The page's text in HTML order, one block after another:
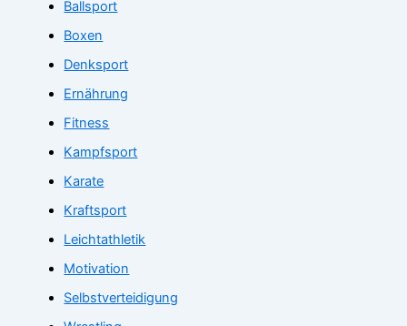
Ballsport
Boxen
Denksport
Ernährung
Fitness
Kampfsport
Karate
Kraftsport
Leichtathletik
Motivation
Selbstverteidigung